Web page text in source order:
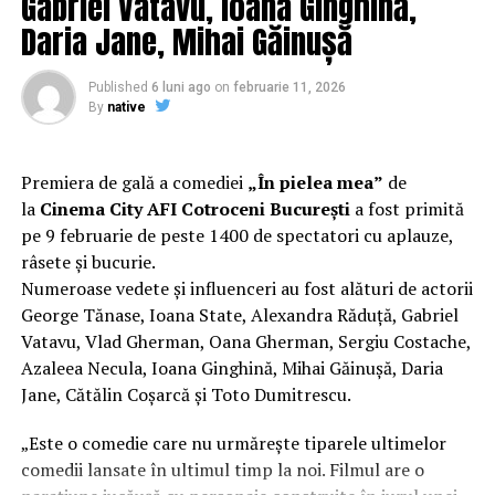
Regizorul și scenaristul Paul Decu , absolvent al
Facultății de Teatru UNATC „I.L.Caragiale” și al
masteratului în regie de film de la MetFilm School
Londra, a colaborat la realizarea primului său
parteAdrian Pădurețu (imagine), Bogdan Ivanovici
(sunet), Anca Miron (scenografie), Francisca Vass
(costume).
O comedie actuală și colorată, filmul„În pielea mea”
are premiera națională pe 10 februarie, distribuit de
T.R.I.B.E. Films.
Mai multe detalii, imagini de la filmări, fragmente din
film și declarații din partea actorilor sunt disponibile pe
paginile social media ale filmului deFacebook,
Instagram,TikTok .
Daria Jane, Mihai Găinușă
Published 6 luni ago on februarie 11, 2026
By native
Premiera de gală a comediei „În pielea mea” de
la Cinema City AFI Cotroceni Bucureștia fost primită
pe 9 februarie de peste 1400 de spectatori cu aplauze,
râsete și bucurie.
Numeroase vedete și influenceri au fost alături de actorii
George Tănase, Ioana State, Alexandra Răduță, Gabriel
Vatavu, Vlad Gherman, Oana Gherman, Sergiu Costache,
Azaleea Necula, Ioana Ginghină, Mihai Găinușă, Daria
Jane, Cătălin Coșarcă și Toto Dumitrescu.
„Este o comedie care nu urmărește tiparele ultimelor
comedii lansate în ultimul timp la noi. Filmul are o